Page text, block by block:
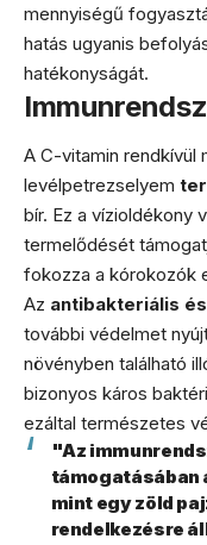
mennyiségű
hatás ugyanis
hatékonyságát.
A C-vitamin rendkívül
levélpetrezselyem
bír. Ez a vízioldékony
termelődését
fokozza a kórokozók
Az antibakteriális
további védelmet
növényben található
bizonyos káros
ezáltal természetes
"Az
támogatásában
mint egy zöld
rendelkezésre